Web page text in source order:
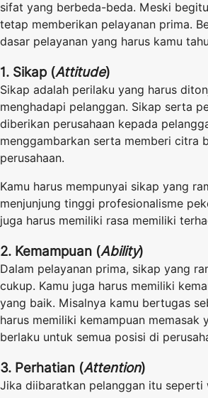
sifat yang berbeda-beda. Meski
tetap memberikan pelayanan prima.
dasar pelayanan yang harus kamu
1. Sikap (Attitude)
Sikap adalah perilaku yang harus
menghadapi pelanggan. Sikap serta
diberikan perusahaan kepada
menggambarkan serta memberi citra
perusahaan.
Kamu harus mempunyai sikap yang
menjunjung tinggi profesionalisme
juga harus memiliki rasa memiliki
2. Kemampuan (Ability)
Dalam pelayanan prima, sikap yang
cukup. Kamu juga harus memiliki
yang baik. Misalnya kamu bertugas
harus memiliki kemampuan memasak
berlaku untuk semua posisi di
3. Perhatian (Attention)
Jika diibaratkan pelanggan itu seperti